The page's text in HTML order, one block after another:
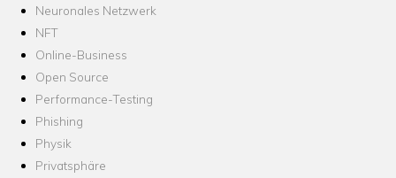
Neuronales Netzwerk
NFT
Online-Business
Open Source
Performance-Testing
Phishing
Physik
Privatsphäre